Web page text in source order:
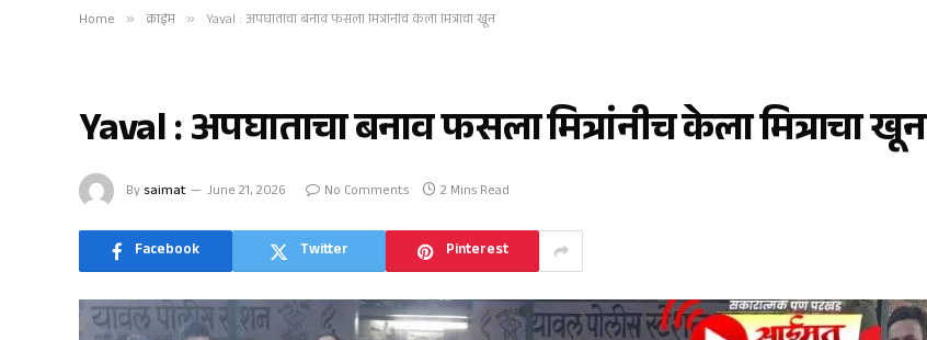
Home » क्राईम » Yaval : अपघाताचा बनाव फसला मित्रांनीच केला मित्राचा खून
Yaval : अपघाताचा बनाव फसला मित्रांनीच केला मित्राचा खून
By saimat June 21, 2026 No Comments 2 Mins Read
Facebook Twitter Pinterest